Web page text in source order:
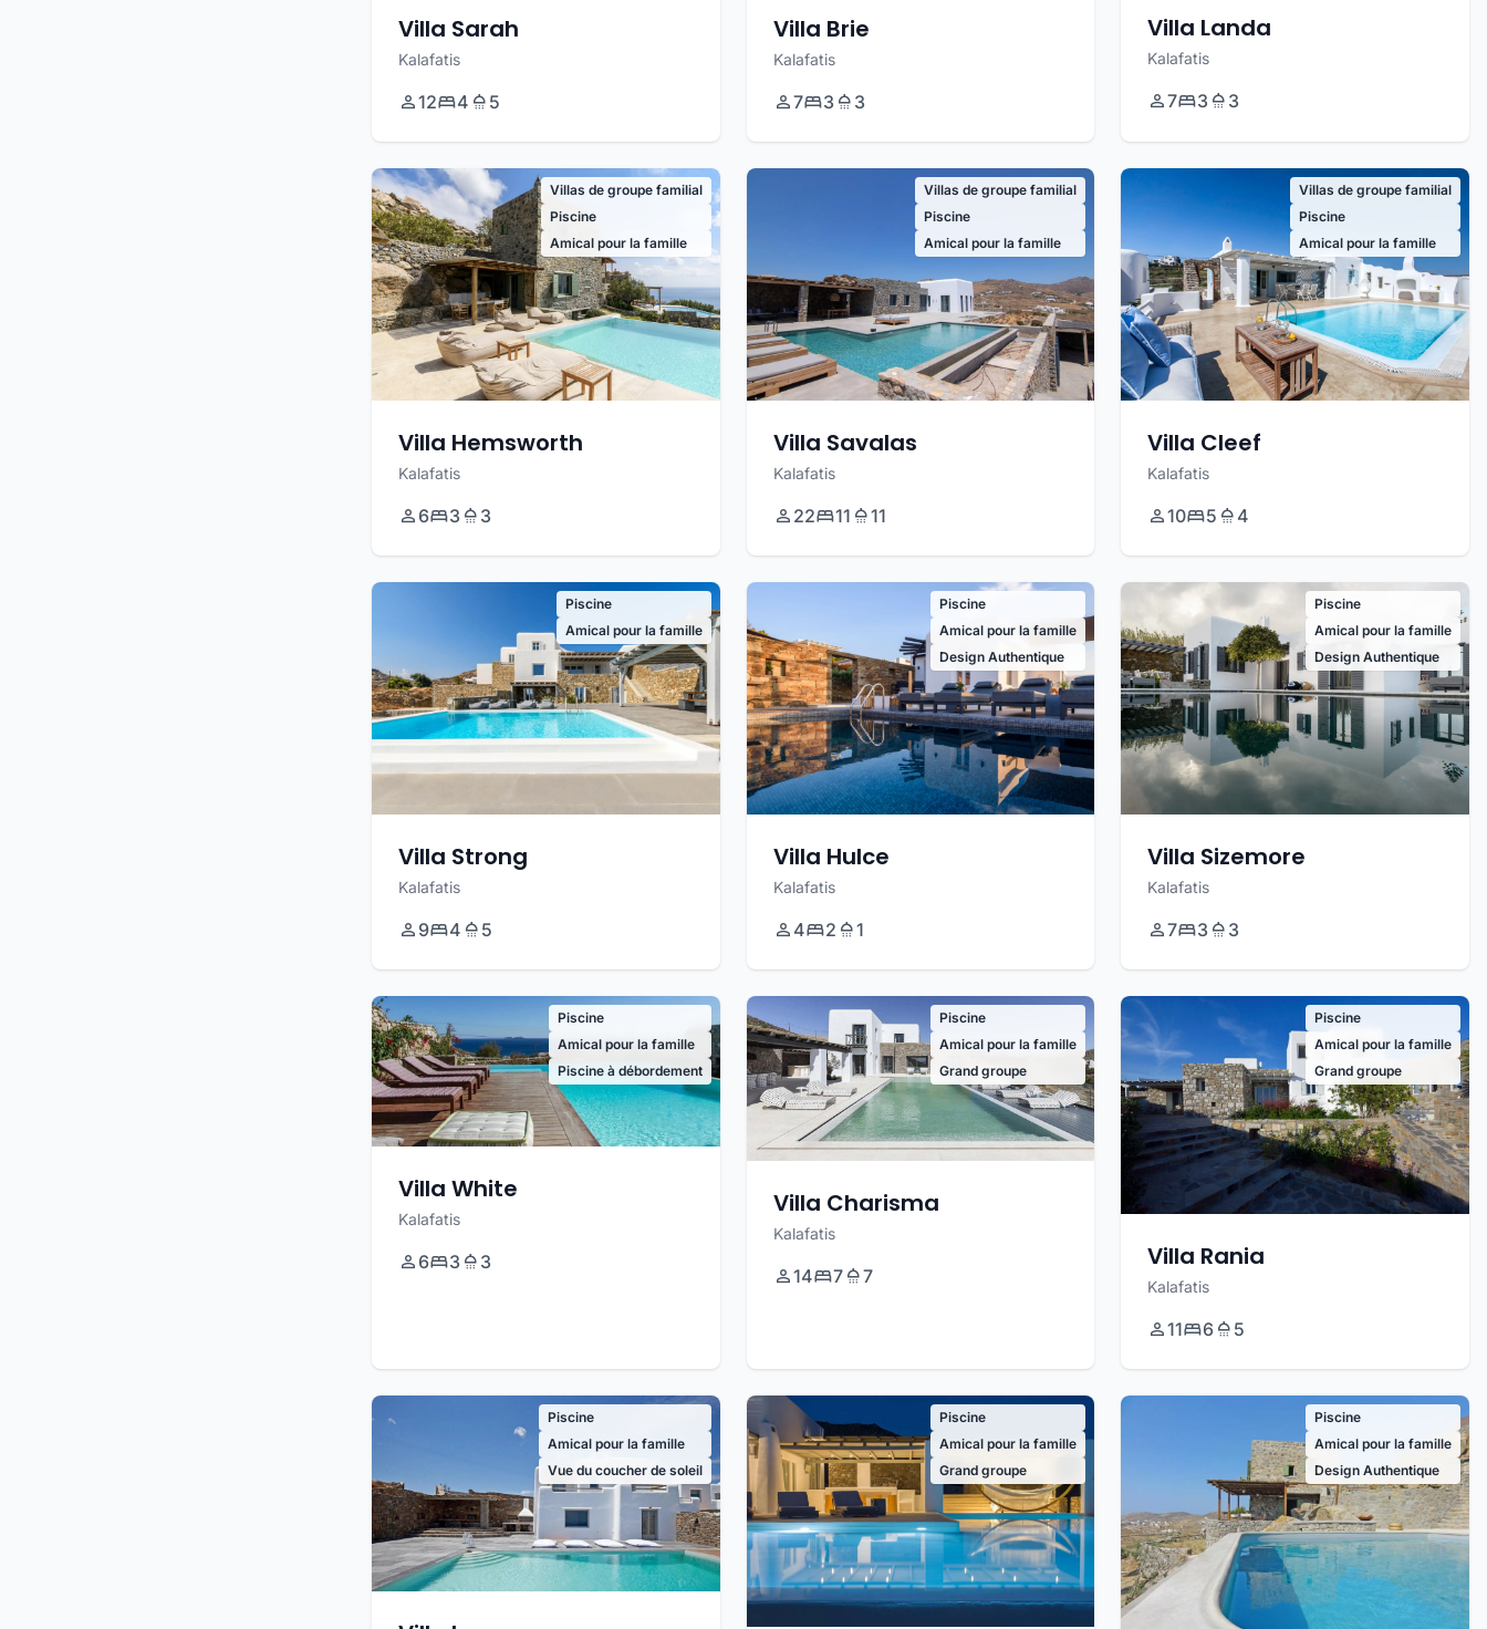
Villa Sarah
Kalafatis
12 4 5
Villa Brie
Kalafatis
7 3 3
Villa Landa
Kalafatis
7 3 3
Villas de groupe familial
Piscine
Amical pour la famille
Villa Hemsworth
Kalafatis
6 3 3
Villas de groupe familial
Piscine
Amical pour la famille
Villa Savalas
Kalafatis
22 11 11
Villas de groupe familial
Piscine
Amical pour la famille
Villa Cleef
Kalafatis
10 5 4
Piscine
Amical pour la famille
Villa Strong
Kalafatis
9 4 5
Piscine
Amical pour la famille
Design Authentique
Villa Hulce
Kalafatis
4 2 1
Piscine
Amical pour la famille
Design Authentique
Villa Sizemore
Kalafatis
7 3 3
Piscine
Amical pour la famille
Piscine à débordement
Villa White
Kalafatis
6 3 3
Piscine
Amical pour la famille
Grand groupe
Villa Charisma
Kalafatis
14 7 7
Piscine
Amical pour la famille
Grand groupe
Villa Rania
Kalafatis
11 6 5
Piscine
Amical pour la famille
Vue du coucher de soleil
Piscine
Amical pour la famille
Grand groupe
Piscine
Amical pour la famille
Design Authentique